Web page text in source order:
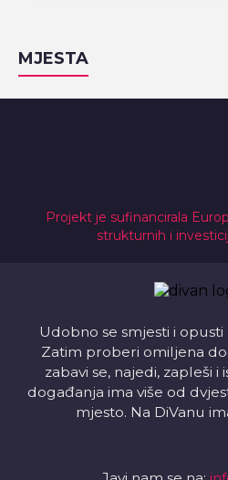
MJESTA
Projekt je sufinancirala
strukturnih i
Udobno se smjesti i
Zatim proberi omiljena
zabavi se, najedi, zapleši i
događanja ima više od
mjesto. Na DiVanu